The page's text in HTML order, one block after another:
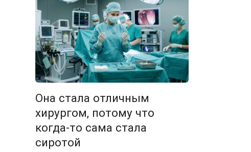
Она стала отличным
хирургом, потому что
когда-то сама стала
сиротой